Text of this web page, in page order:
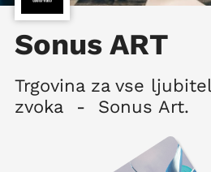
Sonus ART
Trgovina za vse
zvoka - Sonus Art.